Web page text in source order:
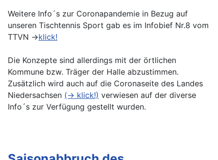
Weitere Info´s zur Coronapandemie in Bezug auf
unseren Tischtennis Sport gab es im Infobief Nr.8 vom
TTVN ->klick!
Die Konzepte sind allerdings mit der örtlichen
Kommune bzw. Träger der Halle abzustimmen.
Zusätzlich wird auch auf die Coronaseite des Landes
Niedersachsen (-> klick!) verwiesen auf der diverse
Info´s zur Verfügung gestellt wurden.